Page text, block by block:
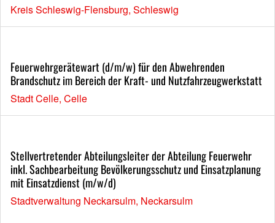
Kreis Schleswig-Flensburg, Schleswig
Feuerwehrgerätewart (d/m/w) für den Abwehrenden
Brandschutz im Bereich der Kraft- und Nutzfahrzeugwerkstatt
Stadt Celle, Celle
Stellvertretender Abteilungsleiter der Abteilung Feuerwehr
inkl. Sachbearbeitung Bevölkerungsschutz und Einsatzplanung
mit Einsatzdienst (m/w/d)
Stadtverwaltung Neckarsulm, Neckarsulm